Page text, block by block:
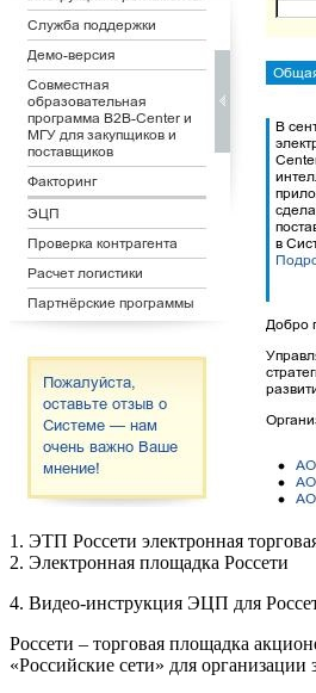
1. ЭТП Россети электронная
2. Электронная площадка Россети
4. Видео-инструкция ЭЦП для
Россети – торговая площадка
«Российские сети» для